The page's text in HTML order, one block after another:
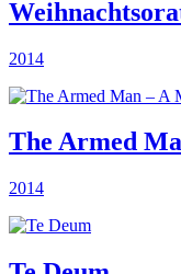
2014
The Armed
2014